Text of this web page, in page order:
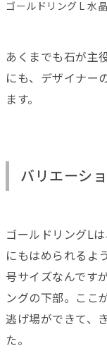
ゴールドリング L 水晶
あくまでも石が主
にも、デザイナー
ます。
バリエーシ
ゴールドリングL
にもはめられるよ
号サイズなんです
ングの下部。ここ
逃げ場ができて、
た。